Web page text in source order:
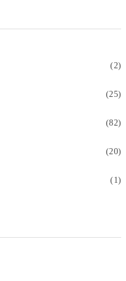
(2)
(25)
(82)
(20)
(1)